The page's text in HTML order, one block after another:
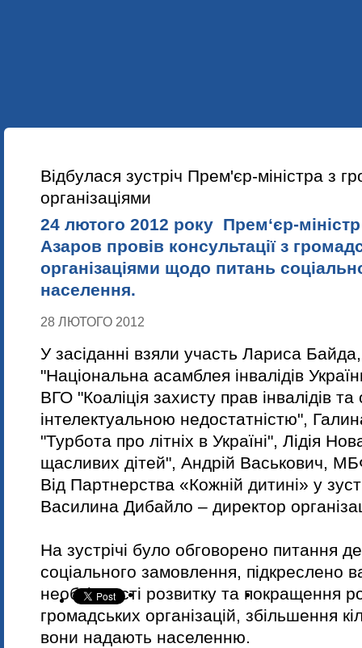
Відбулася зустріч Прем'єр-міністра з
організаціями
24 лютого 2012 року Прем‘єр-
Азаров провів консультації з
організаціями щодо питань
населення.
28 ЛЮТОГО 2012
У засіданні взяли участь Лариса
"Національна асамблея інвалідів
ВГО "Коаліція захисту прав інвалідів та
інтелектуальною недостатністю",
"Турбота про літніх в Україні", Лідія
щасливих дітей", Андрій Васькович,
Від Партнерства «Кожній дитині» у
Василина Дибайло – директор
На зустрічі було обговорено питання
соціального замовлення, підкреслено
необхідності розвитку та покращення
громадських організацій, збільшення
вони надають населенню.